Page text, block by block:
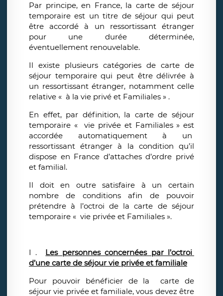
Par principe, en France, la carte de séjour
temporaire est un titre de séjour qui peut
être accordé à un ressortissant étranger
pour une durée déterminée,
éventuellement renouvelable.
Il existe plusieurs catégories de carte de
séjour temporaire qui peut être délivrée à
un ressortissant étranger, notamment celle
relative « à la vie privé et Familiales » .
En effet, par définition, la carte de séjour
temporaire « vie privée et Familiales » est
accordée automatiquement à un
ressortissant étranger à la condition qu’il
dispose en France d’attaches d’ordre privé
et familial.
Il doit en outre satisfaire à un certain
nombre de conditions afin de pouvoir
prétendre à l’octroi de la carte de séjour
temporaire « vie privée et Familiales ».
I . Les personnes concernées par l’octroi
d’une carte de séjour vie privée et familiale
Pour pouvoir bénéficier de la carte de
séjour vie privée et familiale, vous devez être